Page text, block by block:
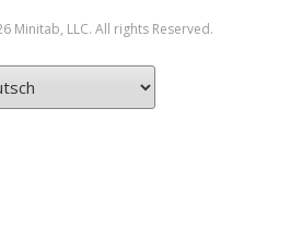
Minitab, LLC. All rights Reserved.